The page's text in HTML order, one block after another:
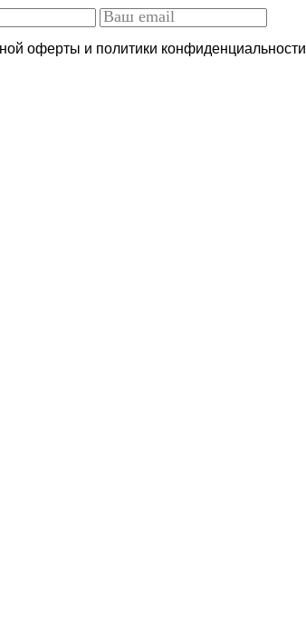
оферты и политики конфиденциальности